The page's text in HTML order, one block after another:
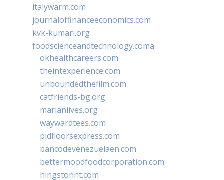
italywarm.com
journaloffinanceeconomics.com
kvk-kumari.org
foodscienceandtechnology.coma
okhealthcareers.com
theintexperience.com
unboundedthefilm.com
catfriends-bg.org
marianlives.org
waywardtees.com
pidfloorsexpress.com
bancodevenezuelaen.com
bettermoodfoodcorporation.com
hingstonnt.com